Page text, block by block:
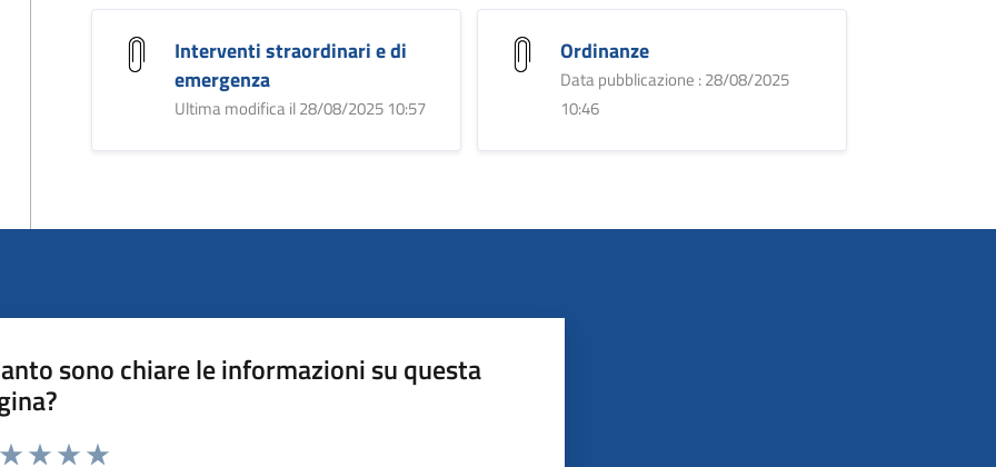
Interventi straordinari e di
emergenza
Ultima modifica il 28/08/2025 10:57
Ordinanze
Data pubblicazione : 28/08/2025
10:46
sono chiare le informazioni su questa
da 1 a 5 stelle la pagina